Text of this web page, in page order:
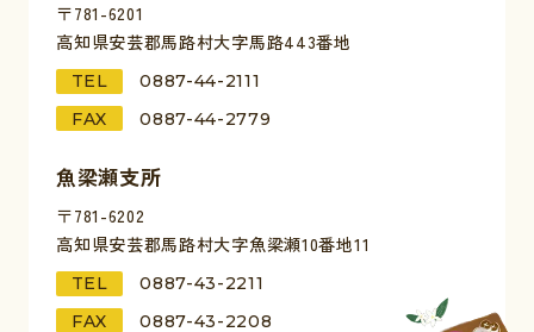
〒781-6201
高知県安芸郡馬路村大字馬路443番地
TEL
0887-44-2111
FAX
0887-44-2779
魚梁瀬支所
〒781-6202
高知県安芸郡馬路村大字魚梁瀬10番地11
TEL
0887-43-2211
FAX
0887-43-2208